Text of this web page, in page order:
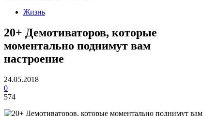
Жизнь
20+ Демотиваторов, которые
моментально поднимут вам
настроение
24.05.2018
0
574